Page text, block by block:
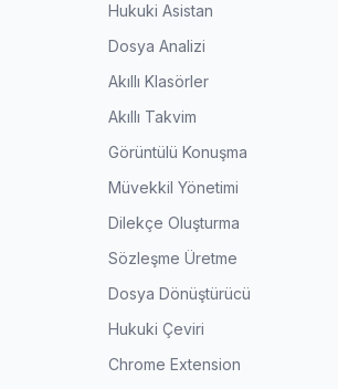
Hukuki Asistan
Dosya Analizi
Akıllı Klasörler
Akıllı Takvim
Görüntülü Konuşma
Müvekkil Yönetimi
Dilekçe Oluşturma
Sözleşme Üretme
Dosya Dönüştürücü
Hukuki Çeviri
Chrome Extension